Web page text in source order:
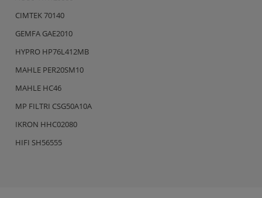
CIMTEK 70140
GEMFA GAE2010
HYPRO HP76L412MB
MAHLE PER20SM10
MAHLE HC46
MP FILTRI CSG50A10A
IKRON HHC02080
HIFI SH56555